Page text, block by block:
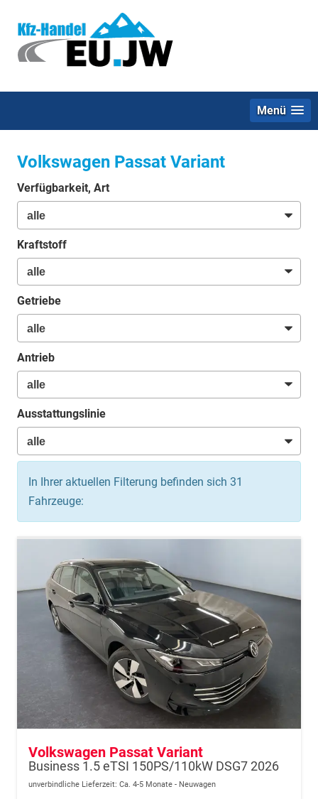
Menü
Volkswagen Passat Variant
Verfügbarkeit, Art
Kraftstoff
Getriebe
Antrieb
Ausstattungslinie
In Ihrer aktuellen Filterung befinden sich 31
Fahrzeuge:
Volkswagen Passat Variant
Business 1.5 eTSI 150PS/110kW DSG7 2026
unverbindliche Lieferzeit: Ca. 4-5 Monate Neuwagen